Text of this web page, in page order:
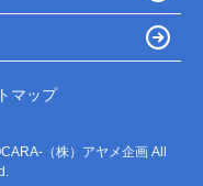
マップ
（株）アヤメ企画 All